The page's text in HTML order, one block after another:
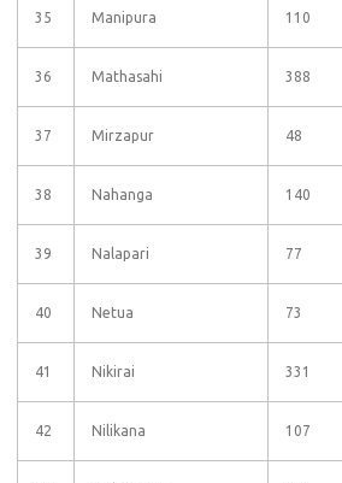
35 Manipura 110
36 Mathasahi 388
37 Mirzapur 48
38 Nahanga 140
39 Nalapari 77
40 Netua 73
41 Nikirai 331
42 Nilikana 107